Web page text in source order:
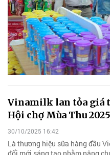
Vinamilk lan tỏa giá
Hội chợ Mùa Thu 2025
30/10/2025 16:42
Là thương hiệu sữa hàng đầu
đổi mới sáng tạo nhằm nâng